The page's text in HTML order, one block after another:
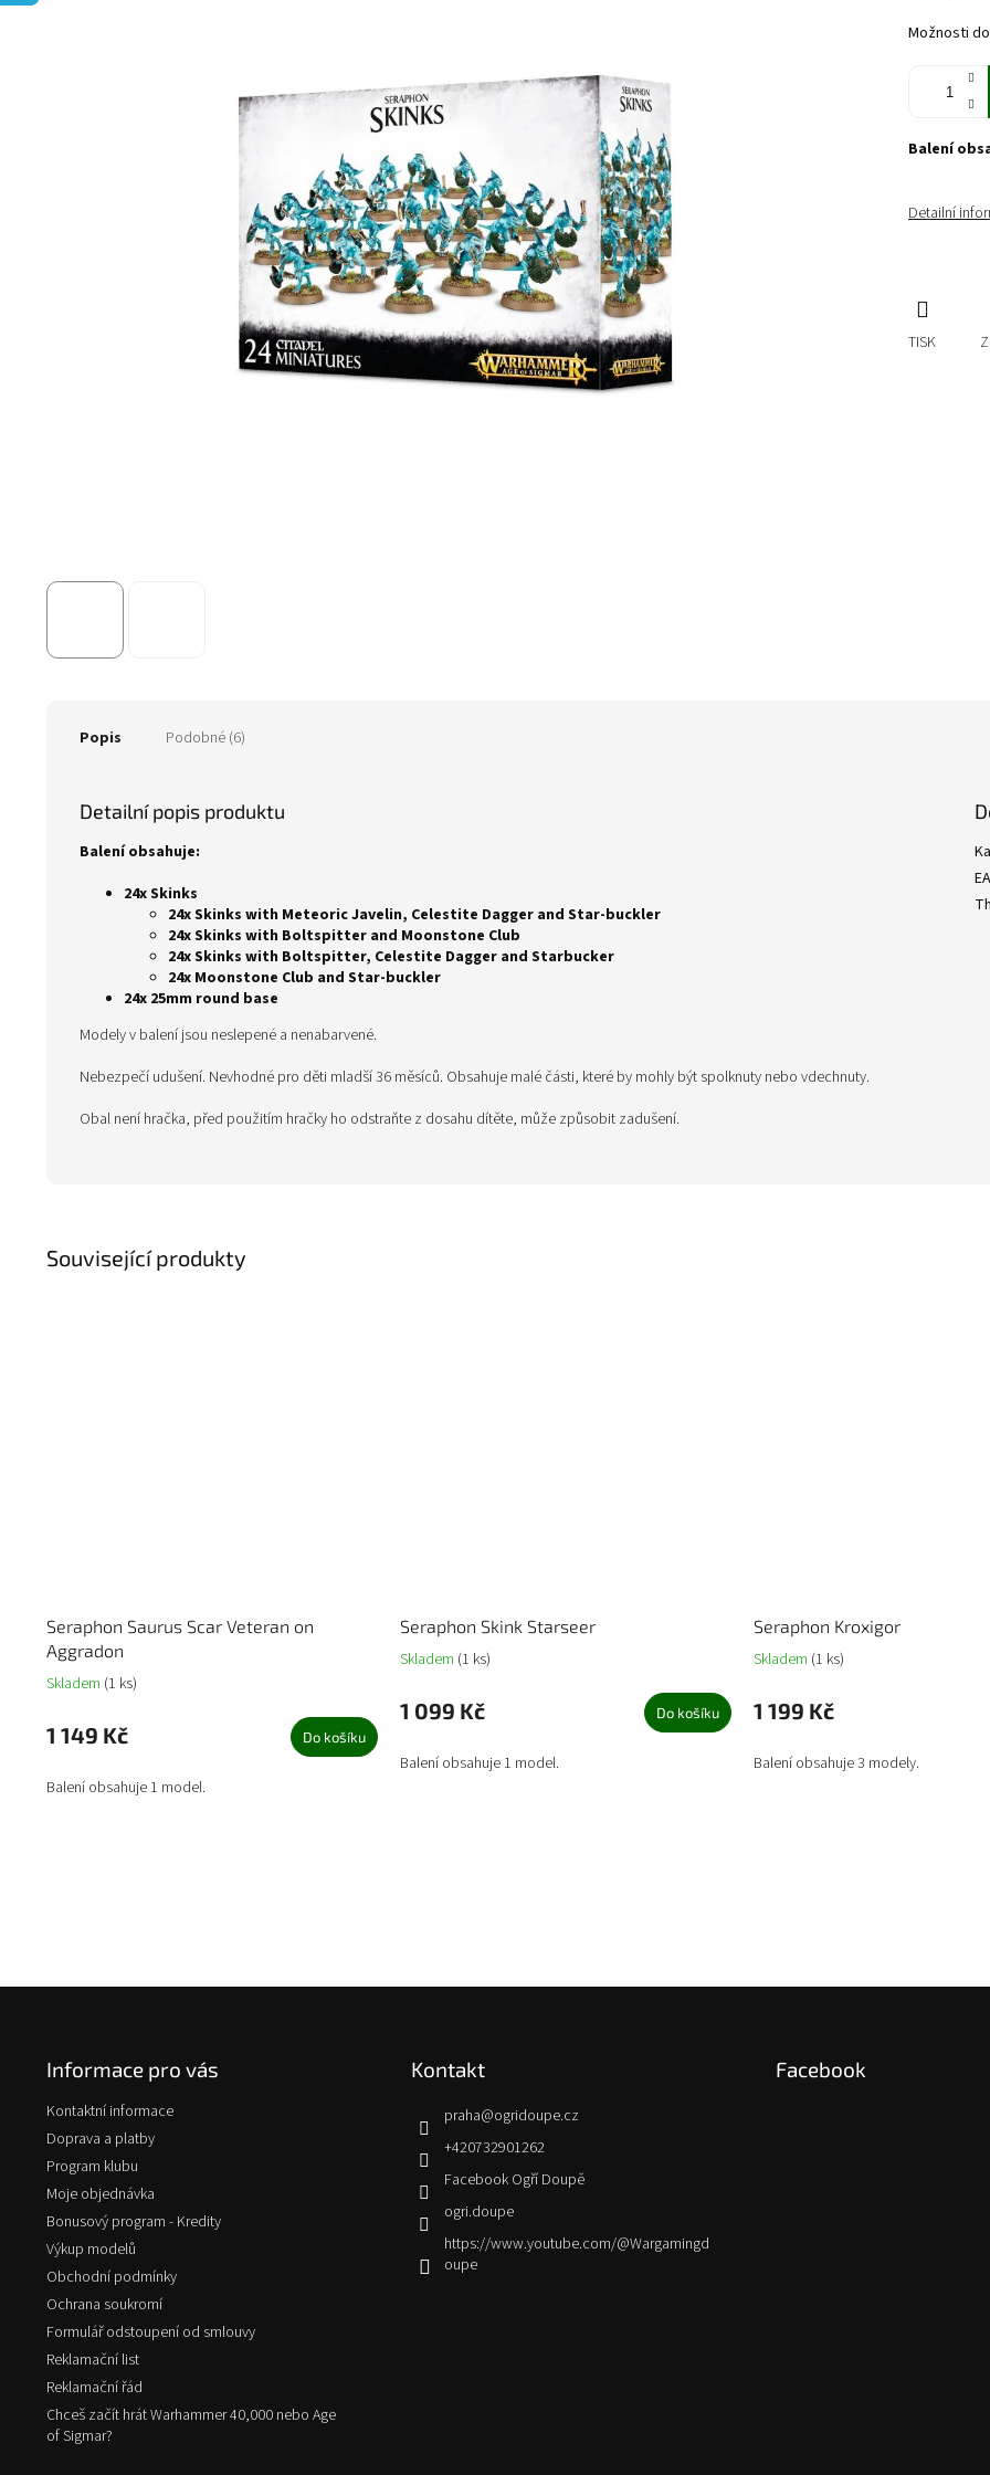
Možnosti
Balení
Detailní
TISK
Související produkty
Seraphon Saurus Scar Veteran on
Aggradon
Skladem (1 ks)
1 149 Kč Do košíku
Balení obsahuje 1 model.
Seraphon Skink Starseer
Skladem (1 ks)
1 099 Kč Do košíku
Balení obsahuje 1 model.
Seraphon Kroxigor
Skladem (1 ks)
1 199 Kč
Balení obsahuje 3 modely.
Popis Podobné (6)
Detailní popis produktu
Balení obsahuje:
24x Skinks
24x Skinks with Meteoric Javelin, Celestite Dagger and Star-buckler
24x Skinks with Boltspitter and Moonstone Club
24x Skinks with Boltspitter, Celestite Dagger and Starbucker
24x Moonstone Club and Star-buckler
24x 25mm round base
Modely v balení jsou neslepené a nenabarvené.
Nebezpečí udušení. Nevhodné pro děti mladší 36 měsíců. Obsahuje malé části, které by mohly být spolknuty nebo vdechnuty.
Obal není hračka, před použitím hračky ho odstraňte z dosahu dítěte, může způsobit zadušení.
Informace pro vás
Kontaktní informace
Doprava a platby
Program klubu
Moje objednávka
Bonusový program - Kredity
Výkup modelů
Obchodní podmínky
Ochrana soukromí
Formulář odstoupení od smlouvy
Reklamační list
Reklamační řád
Chceš začít hrát Warhammer 40,000 nebo Age
of Sigmar?
Kontakt
praha@ogridoupe.cz
+420732901262
Facebook Ogří Doupě
ogri.doupe
https://www.youtube.com/@Wargamingd
oupe
Facebook